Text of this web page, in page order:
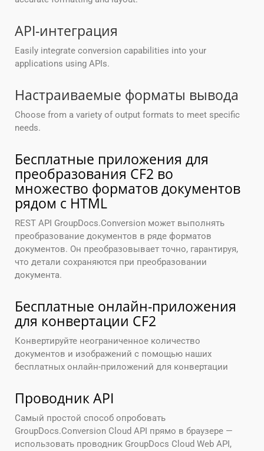
API-интеграция
Easily integrate conversion capabilities into your
applications using APIs.
Настраиваемые форматы вывода
Choose from a variety of output formats to meet specific
needs.
Бесплатные приложения для
преобразования CF2 во
множество форматов документов
рядом с HTML
REST API GroupDocs.Conversion может выполнять
преобразование документов в ряде форматов
документов. Он преобразовывает точно, гарантируя,
что детали сохраняются при преобразовании
документа.
Бесплатные онлайн-приложения
для конвертации CF2
Конвертируйте неограниченное количество
документов и изображений с помощью наших
бесплатных онлайн-приложений для конвертации
Проводник API
Самый простой способ опробовать
GroupDocs.Conversion Cloud API прямо в браузере —
использовать проводник GroupDocs Cloud Web API,